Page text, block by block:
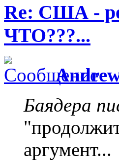
Re: США -
ЧТО???...
Баядера
аргумент...